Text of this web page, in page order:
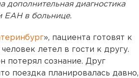
дополнительная диагностика
ЕАН в больнице.
», пациента готовят к
летел в гости к другу.
потерял сознание. Друг
поездка планировалась давно,